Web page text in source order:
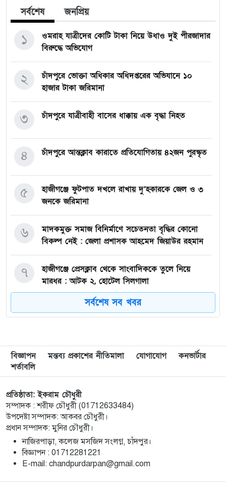
সর্বশেষ জনপ্রিয়
ওমরাহ যাত্রীদের কোটি টাকা নিয়ে উধাও দুই পীরজাদার
বিরুদ্ধে অভিযোগ
১
চাঁদপুরে ভোক্তা অধিকার অধিদপ্তরের অভিযানে ১০
হাজার টাকা জরিমানা
২
চাঁদপুরে যাত্রীবাহী বাসের ধাক্কায় এক বৃদ্ধা নিহত
৩
চাঁদপুরে আন্তক্লাব কারাতে প্রতিযোগিতায় ৪২জন পুরস্কৃত
৪
হাজীগঞ্জে ফুটপাত দখলে রাখায় দু’হকারকে জেল ও ৩
জনকে জরিমানা
৫
মাদকমুক্ত সমাজ বিনির্মাণে সচেতনতা বৃদ্ধির কোনো
বিকল্প নেই : জেলা প্রশাসক আহমেদ জিয়াউর রহমান
৬
হাজীগঞ্জে প্রেসক্লাব থেকে সাংবাদিককে তুলে নিয়ে
মারধর : আটক ২, হোটেল সিলগালা
৭
মতলব উত্তরে কালাম এন্টারপ্রাইজের মালিককে ২৫
হাজার টাকা জরিমানা
৮
মেরিল প্রথম আলো সমালোচক পুরস্কার ২০২৫ : সেরা
অভিনেতার চূড়ান্ত মনোনয়নে জায়গা করে নিলেন
৯
চাঁদপুরে জাতীয় বিজ্ঞান ও প্রযুক্তি সপ্তাহ উদযাপনের
লক্ষে প্রস্তুতিমূলক সভা
১০
বাংলা নববর্ষ আমাদের বাঙালি সংস্কৃতি ও ঐতিহ্যের
প্রাণের উৎসব : চাঁদপুর জেলা প্রশাসক
১১
চাঁদপুর শহরের হাসান আলী উচ্চ বিদ্যালয় মাঠ সংরক্ষণ
১২
সর্বশেষ সব খবর
বিজ্ঞাপন মন্তব্য প্রকাশের নীতিমালা যোগাযোগ
কনভার্টার
শর্তাবলি
প্রতিষ্ঠাতা: ইকরাম চৌধুরী
সম্পাদক : শরীফ চৌধুরী (01712633484)
উপদেষ্টা সম্পাদক: আকবর চৌধুরী।
প্রধান সম্পাদক: মুনির চৌধুরী।
নাজিরপাড়া, কলেজ মসজিদ সংলগ্ন, চাঁদপুর।
‎বিজ্ঞাপন : 01712281221
‎E-mail: chandpurdarpan@gmail.com